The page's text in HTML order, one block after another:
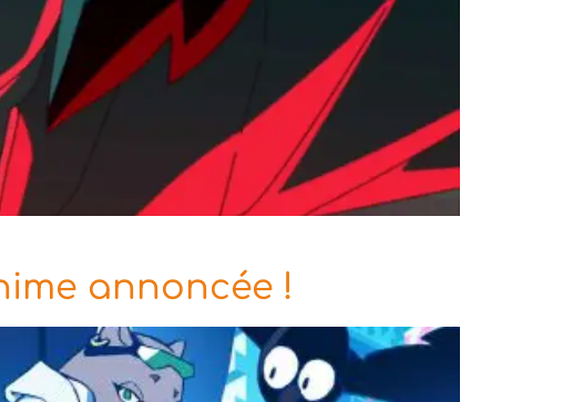
annoncée !